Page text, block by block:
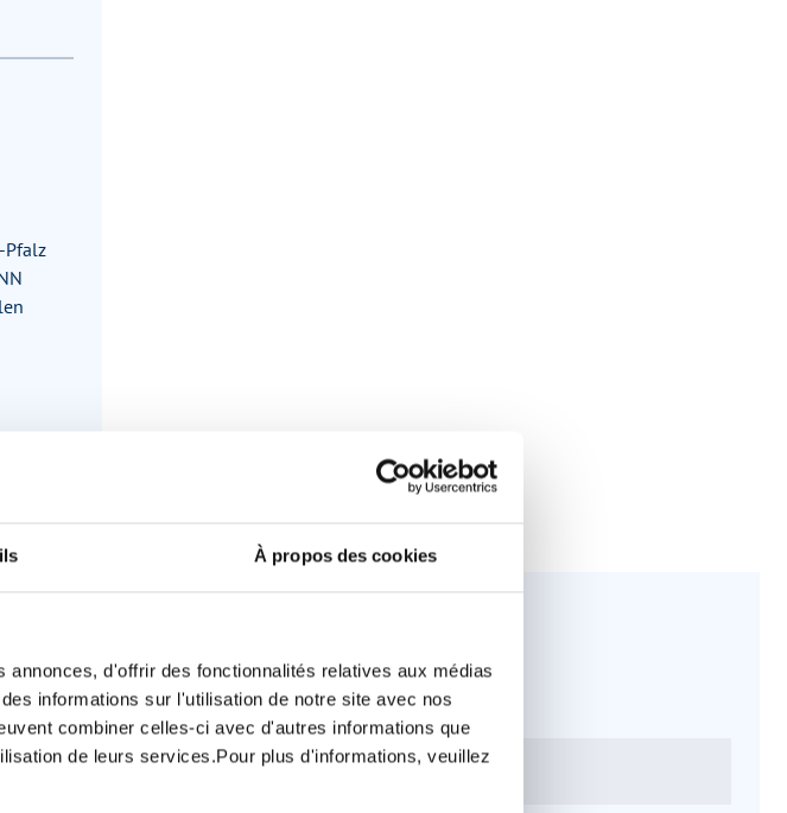
À propos des cookies
d'offrir des fonctionnalités relatives aux médias
informations sur l'utilisation de notre site avec nos
combiner celles-ci avec d'autres informations que
de leurs services.Pour plus d'informations, veuillez
Pfalz
d'aménagement
Places de couchage